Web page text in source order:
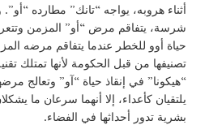
اشترِ إصدارات بلغات
نبذة عن أعمال شركة
أثناء هروبه، يواجه “تانك” مطارده
شرسة، يتفاقم مرض “أو” المزمن
حياة أوو للخطر عندما يتفاقم مرضه
تصنيفها من قبل الحكومة لأنها تمتلك
“هيكونا” في إنقاذ حياة “آو” وتعالج
يلتقيان كأعداء، إلا أنهما سرعان ما
بشرية تدور أحداثها في الفضاء.